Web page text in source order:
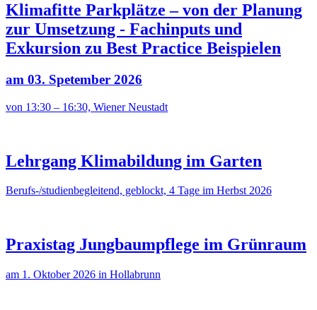
Klimafitte Parkplätze – von der Planung
zur Umsetzung - Fachinputs und
Exkursion zu Best Practice Beispielen
am 03. Spetember 2026
von 13:30 – 16:30, Wiener Neustadt
Lehrgang Klimabildung im Garten
Berufs-/studienbegleitend, geblockt, 4 Tage im Herbst 2026
Praxistag Jungbaumpflege im Grünraum
am 1. Oktober 2026 in Hollabrunn